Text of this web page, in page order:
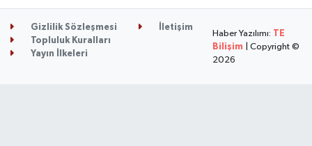
Gizlilik Sözleşmesi
İletişim
Topluluk Kuralları
Yayın İlkeleri
Haber Yazılımı: TE
Bilişim | Copyright ©
2026